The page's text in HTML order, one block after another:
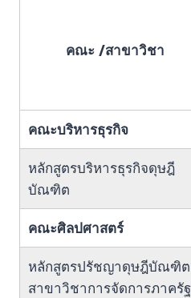
คณะ /สาขาวิชา
คณะบริหารธุรกิจ
หลักสูตรบริหารธุรกิจดุษฎี
บัณฑิต
คณะศิลปศาสตร์
หลักสูตรปรัชญาดุษฎีบัณฑิต
สาขาวิชาการจัดการภาครัฐ